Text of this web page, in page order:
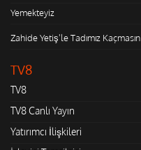
Yemekteyiz
Zahide Yetiş'le Tadımız Kaçmasın
TV8
TV8
TV8 Canlı Yayın
Yatırımcı İlişkileri